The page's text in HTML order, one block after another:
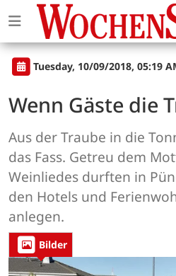
Tuesday, 10/09/2018, 05:19
Wenn Gäste die
Aus der Traube in die
das Fass. Getreu dem
Weinliedes durften in
den Hotels und
anlegen.
Bilder